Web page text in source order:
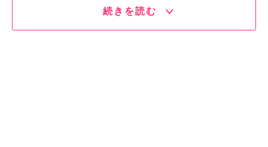
続きを読む